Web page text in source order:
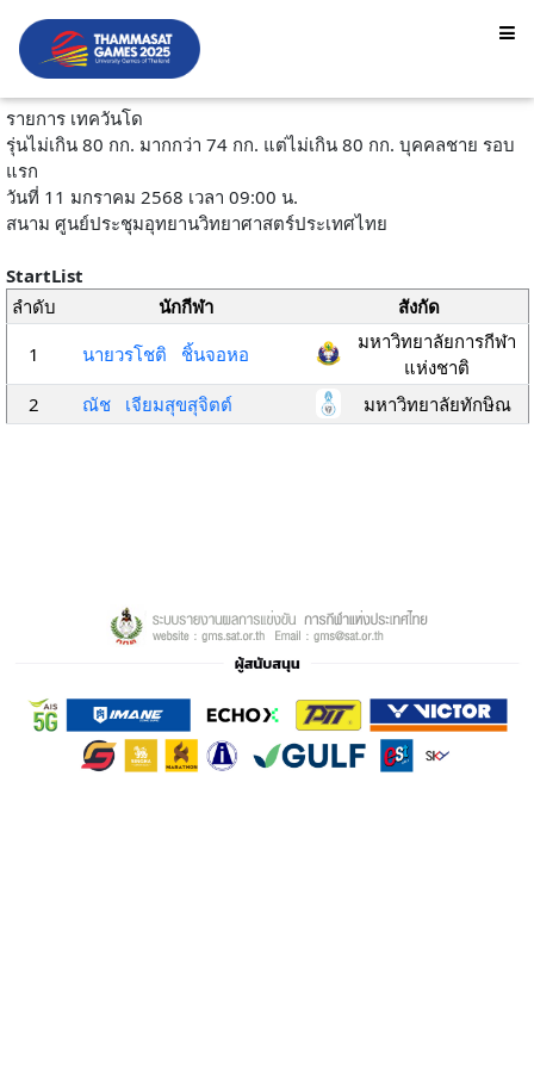
รายการ เทควันโด
รุ่นไม่เกิน 80 กก. มากกว่า 74 กก. แต่ไม่เกิน 80 กก. บุคคลชาย รอบ
แรก
วันที่ 11 มกราคม 2568 เวลา 09:00 น.
สนาม ศูนย์ประชุมอุทยานวิทยาศาสตร์ประเทศไทย
StartList
ลำดับ
นักกีฬา
สังกัด
1
นายวรโชติ ชิ้นจอหอ
มหาวิทยาลัยการกีฬา
แห่งชาติ
2
ณัช เจียมสุขสุจิตต์ มหาวิทยาลัยทักษิณ